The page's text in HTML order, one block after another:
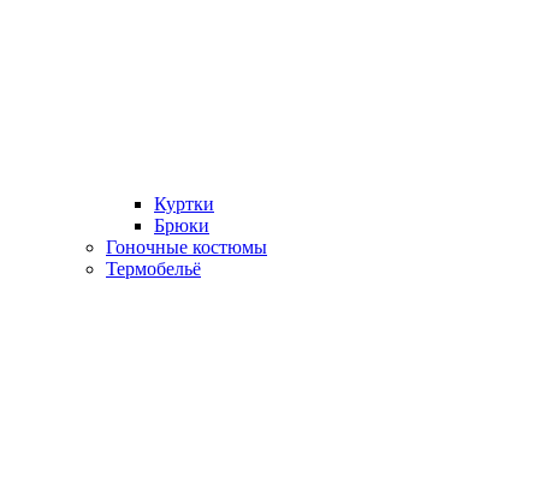
Куртки
Брюки
Гоночные костюмы
Термобельё